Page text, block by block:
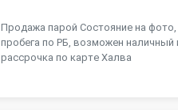
Продажа парой Состояние на фото,
пробега по РБ, возможен наличный
рассрочка по карте Халва